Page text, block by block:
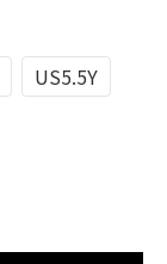
US5.5Y